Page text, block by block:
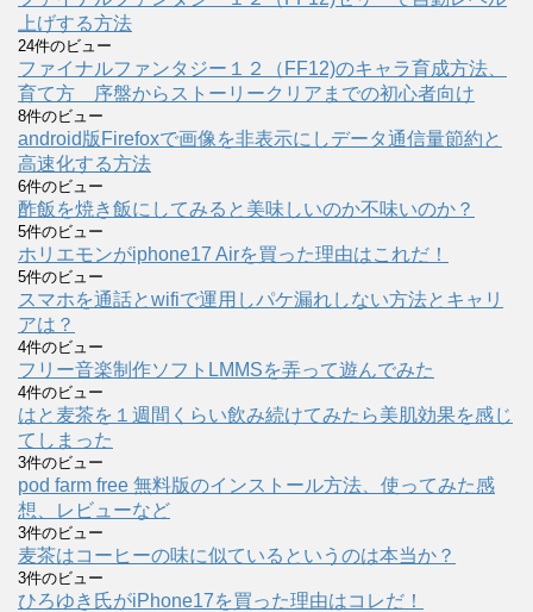
上げする方法
24件のビュー
ファイナルファンタジー１２（FF12)のキャラ育成方法、
育て方 序盤からストーリークリアまでの初心者向け
8件のビュー
android版Firefoxで画像を非表示にしデータ通信量節約と
高速化する方法
6件のビュー
酢飯を焼き飯にしてみると美味しいのか不味いのか？
5件のビュー
ホリエモンがiphone17 Airを買った理由はこれだ！
5件のビュー
スマホを通話とwifiで運用しパケ漏れしない方法とキャリ
アは？
4件のビュー
フリー音楽制作ソフトLMMSを弄って遊んでみた
4件のビュー
はと麦茶を１週間くらい飲み続けてみたら美肌効果を感じ
てしまった
3件のビュー
pod farm free 無料版のインストール方法、使ってみた感
想、レビューなど
3件のビュー
麦茶はコーヒーの味に似ているというのは本当か？
3件のビュー
ひろゆき氏がiPhone17を買った理由はコレだ！